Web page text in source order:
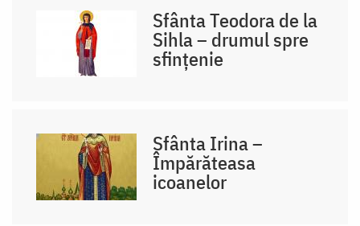
Sfânta Teodora de la
Sihla – drumul spre
sfințenie
Sfânta Irina –
Împărăteasa
icoanelor